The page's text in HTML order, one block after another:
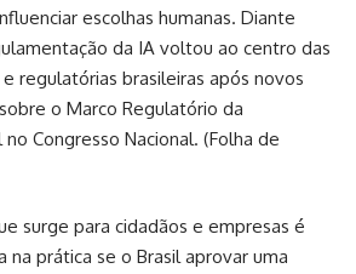
escolhas humanas. Diante
da IA voltou ao centro das
regulatórias brasileiras após novos
o Marco Regulatório da
Congresso Nacional. (Folha de
surge para cidadãos e empresas é
na prática se o Brasil aprovar uma